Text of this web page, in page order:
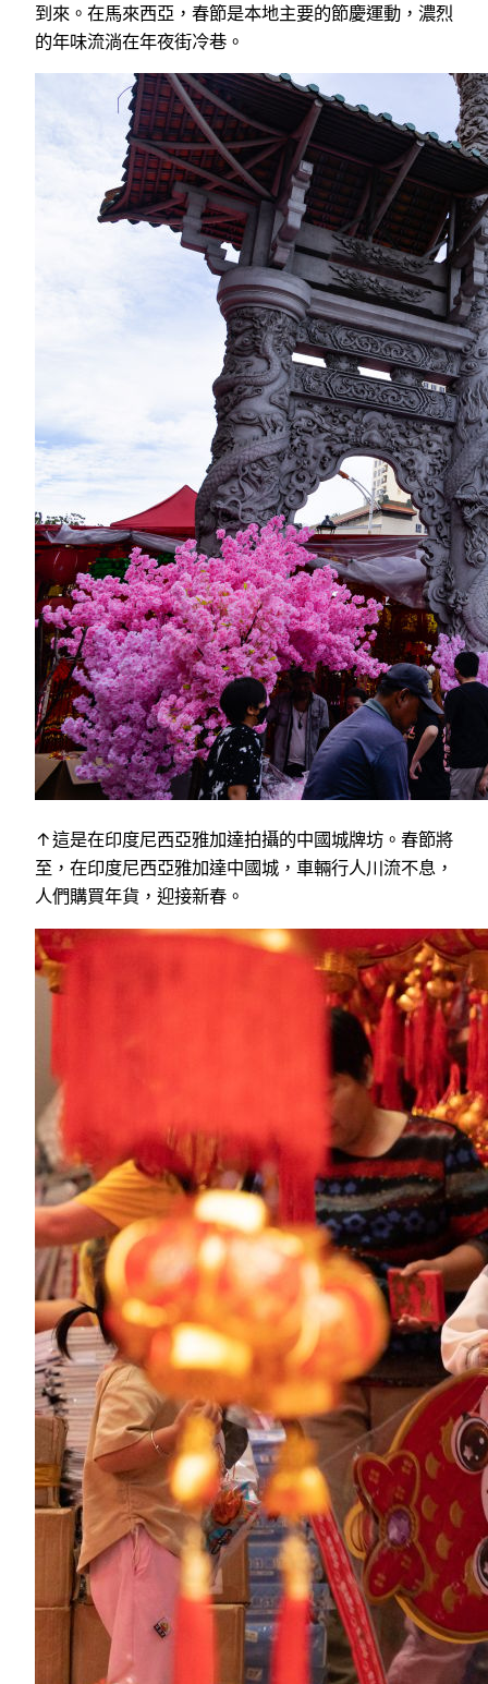
到來。在馬來西亞，春節是本地主要的節慶運動，濃烈
的年味流淌在年夜街冷巷。
↑這是在印度尼西亞雅加達拍攝的中國城牌坊。春節將
至，在印度尼西亞雅加達中國城，車輛行人川流不息，
人們購買年貨，迎接新春。